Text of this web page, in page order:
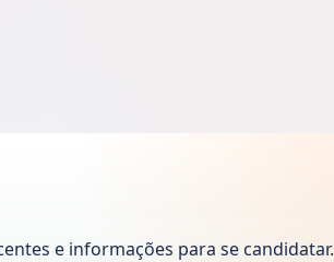
e informações para se candidatar.